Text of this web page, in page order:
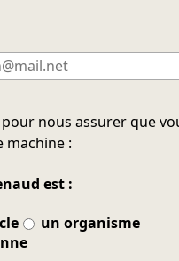
nous assurer que
machine :
est :
un organisme